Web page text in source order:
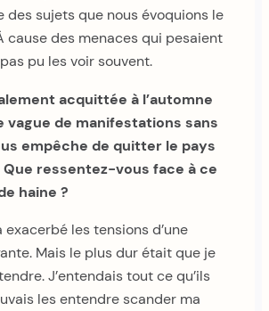
des sujets que nous évoquions le
cause des menaces qui pesaient
pu les voir souvent.
acquittée à l’automne
vague de manifestations sans
empêche de quitter le pays
ressentez-vous face à ce
haine ?
les tensions d’une
Mais le plus dur était que je
J’entendais tout ce qu’ils
les entendre scander ma